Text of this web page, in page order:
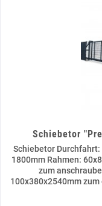
Schiebetor
Schiebetor
1800mm Rahmen:
zum
100x380x2540mm